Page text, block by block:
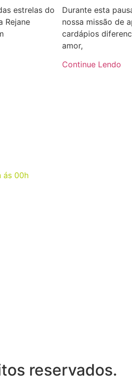
estrelas do
Rejane
Durante esta
nossa missão de
cardápios
amor,
Continue Lendo
ás 00h
reservados.